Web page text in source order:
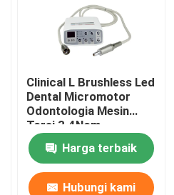
Clinical L Brushless Led
Dental Micromotor
Odontologia Mesin
Torsi 3.4Ncm
Harga terbaik
Hubungi kami